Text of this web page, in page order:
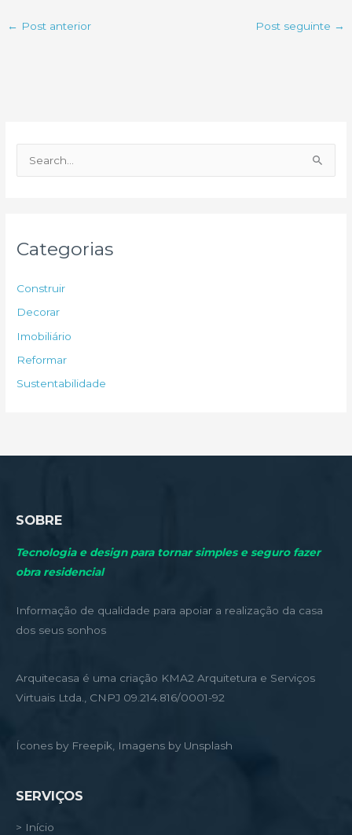
← Post anterior Post seguinte →
e
p
o
r
Categorias
Construir
Decorar
Imobiliário
Reformar
Sustentabilidade
SOBRE
Tecnologia e design para tornar simples e seguro fazer
obra residencial
Informação de qualidade para apoiar a realização da casa
dos seus sonhos
Arquitecasa é uma criação KMA2 Arquitetura e Serviços
Virtuais Ltda., CNPJ 09.214.816/0001-92
Ícones by Freepik, Imagens by Unsplash
SERVIÇOS
> Início